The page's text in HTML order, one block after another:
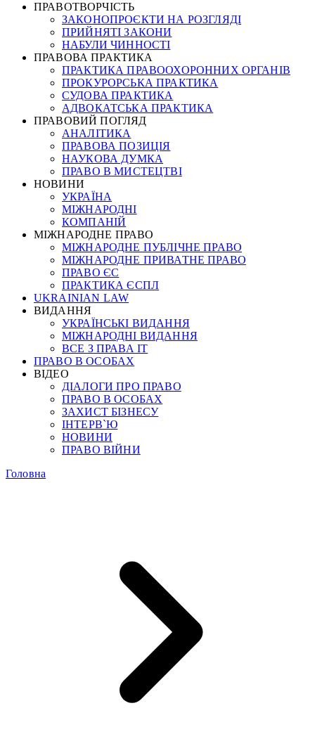
ПРАВОТВОРЧІСТЬ
ЗАКОНОПРОЄКТИ НА РОЗГЛЯДІ
ПРИЙНЯТІ ЗАКОНИ
НАБУЛИ ЧИННОСТІ
ПРАВОВА ПРАКТИКА
ПРАКТИКА ПРАВООХОРОННИХ ОРГАНІВ
ПРОКУРОРСЬКА ПРАКТИКА
СУДОВА ПРАКТИКА
АДВОКАТСЬКА ПРАКТИКА
ПРАВОВИЙ ПОГЛЯД
АНАЛІТИКА
ПРАВОВА ПОЗИЦІЯ
НАУКОВА ДУМКА
ПРАВО В МИСТЕЦТВІ
НОВИНИ
УКРАЇНА
МІЖНАРОДНІ
КОМПАНІЙ
МІЖНАРОДНЕ ПРАВО
МІЖНАРОДНЕ ПУБЛІЧНЕ ПРАВО
МІЖНАРОДНЕ ПРИВАТНЕ ПРАВО
ПРАВО ЄС
ПРАКТИКА ЄСПЛ
UKRAINIAN LAW
ВИДАННЯ
УКРАЇНСЬКІ ВИДАННЯ
МІЖНАРОДНІ ВИДАННЯ
ВСЕ З ПРАВА ІТ
ПРАВО В ОСОБАХ
ВІДЕО
ДІАЛОГИ ПРО ПРАВО
ПРАВО В ОСОБАХ
ЗАХИСТ БІЗНЕСУ
ІНТЕРВ`Ю
НОВИНИ
ПРАВО ВІЙНИ
Головна